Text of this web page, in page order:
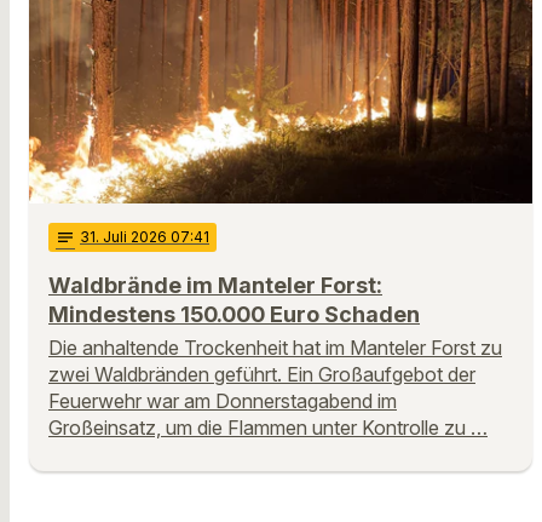
notes 31. Juli 2026 07:41
Waldbrände im Manteler Forst:
Mindestens 150.000 Euro Schaden
Die anhaltende Trockenheit hat im Manteler Forst zu
zwei Waldbränden geführt. Ein Großaufgebot der
Feuerwehr war am Donnerstagabend im
Großeinsatz, um die Flammen unter Kontrolle zu …